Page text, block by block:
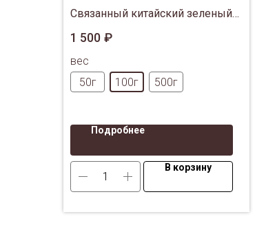
Связанный китайский зеленый
чай с цветком календулы и личи.
1 500 ₽
вес
50г
100г 500г
Подробнее
В корзину